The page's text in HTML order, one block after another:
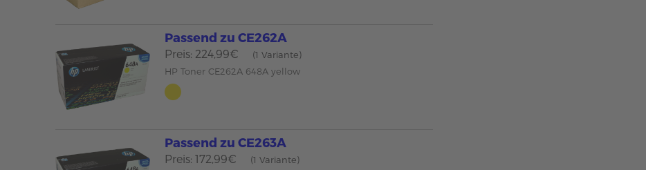
Passend zu CE262A
Preis: 224,99€
(1 Variante)
HP Toner CE262A 648A yellow
Passend zu CE263A
Preis: 172,99€
(1 Variante)